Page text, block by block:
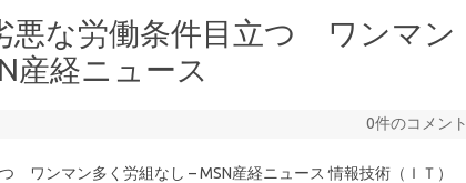
悪な労働条件目立つ ワンマン
産経ニュース
0件のコメント
ワンマン多く労組なし – MSN産経ニュース 情報技術（ＩＴ）